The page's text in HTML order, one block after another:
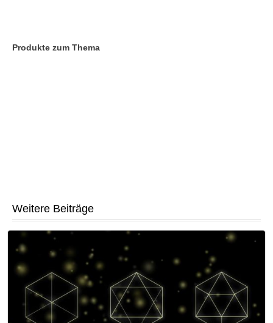
Produkte zum Thema
Weitere Beiträge